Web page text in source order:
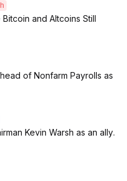
and Altcoins Still
of Nonfarm Payrolls as
Kevin Warsh as an ally.